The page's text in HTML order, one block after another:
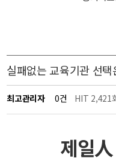
실패없는 교육기관 선택
최고관리자 0건 HIT 2,421
제일